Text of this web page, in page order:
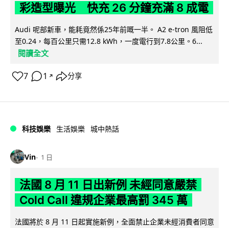
彩造型曝光 快充 26 分鐘充滿 8 成電
Audi 呢部新車，能耗竟然係25年前嘅一半。 A2 e-tron 風阻低
至0.24，每百公里只需12.8 kWh，一度電行到7.8公里。6...
閱讀全文
7 1 ↗ 分享
科技娛樂 生活娛樂 城中熱話
Vin 1 日
法國 8 月 11 日出新例 未經同意嚴禁
Cold Call 違規企業最高罰 345 萬
法國將於 8 月 11 日起實施新例，全面禁止企業未經消費者同意